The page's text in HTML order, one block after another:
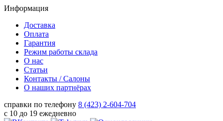
Информация
Доставка
Оплата
Гарантия
Режим работы склада
О нас
Статьи
Контакты / Салоны
О наших партнёрах
справки по телефону 8 (423) 2-604-704
с 10 до 19 ежедневно